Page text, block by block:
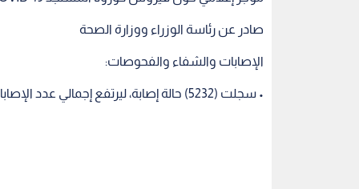
صادر عن رئاسة الوزراء ووزارة الصحة
الإصابات والشفاء والفحوصات:
• سجلت (5232) حالة إصابة، ليرتفع إجمالي عدد الإصابات إلى (650,681) حالة.